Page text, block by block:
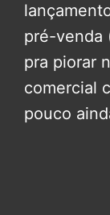
pré-venda
pra piorar
comercial
pouco